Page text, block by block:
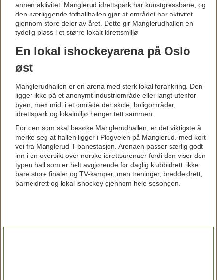
annen aktivitet. Manglerud idrettspark har kunstgressbane, og
den nærliggende fotballhallen gjør at området har aktivitet
gjennom store deler av året. Dette gir Manglerudhallen en
tydelig plass i et større lokalt idrettsmiljø.
En lokal ishockeyarena på Oslo
øst
Manglerudhallen er en arena med sterk lokal forankring. Den
ligger ikke på et anonymt industriområde eller langt utenfor
byen, men midt i et område der skole, boligområder,
idrettspark og lokalmiljø henger tett sammen.
For den som skal besøke Manglerudhallen, er det viktigste å
merke seg at hallen ligger i Plogveien på Manglerud, med kort
vei fra Manglerud T-banestasjon. Arenaen passer særlig godt
inn i en oversikt over norske idrettsarenaer fordi den viser den
typen hall som er helt avgjørende for daglig klubbidrett: ikke
bare store finaler og TV-kamper, men treninger, breddeidrett,
barneidrett og lokal ishockey gjennom hele sesongen.